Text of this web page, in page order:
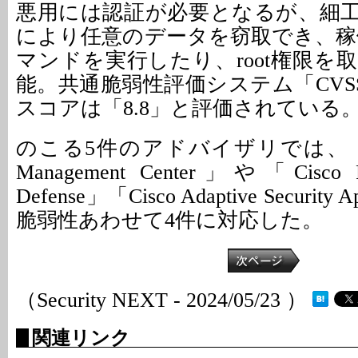
悪用には認証が必要となるが、細
により任意のデータを窃取でき、
マンドを実行したり、root権限を
能。共通脆弱性評価システム「
スコアは「8.8」と評価されている
のこる5件のアドバイザリでは、
Management Center」や「Cisco
Defense」「Cisco Adaptive Security
脆弱性あわせて4件に対応した。
（Security NEXT - 2024/05/23 ）
関連リンク